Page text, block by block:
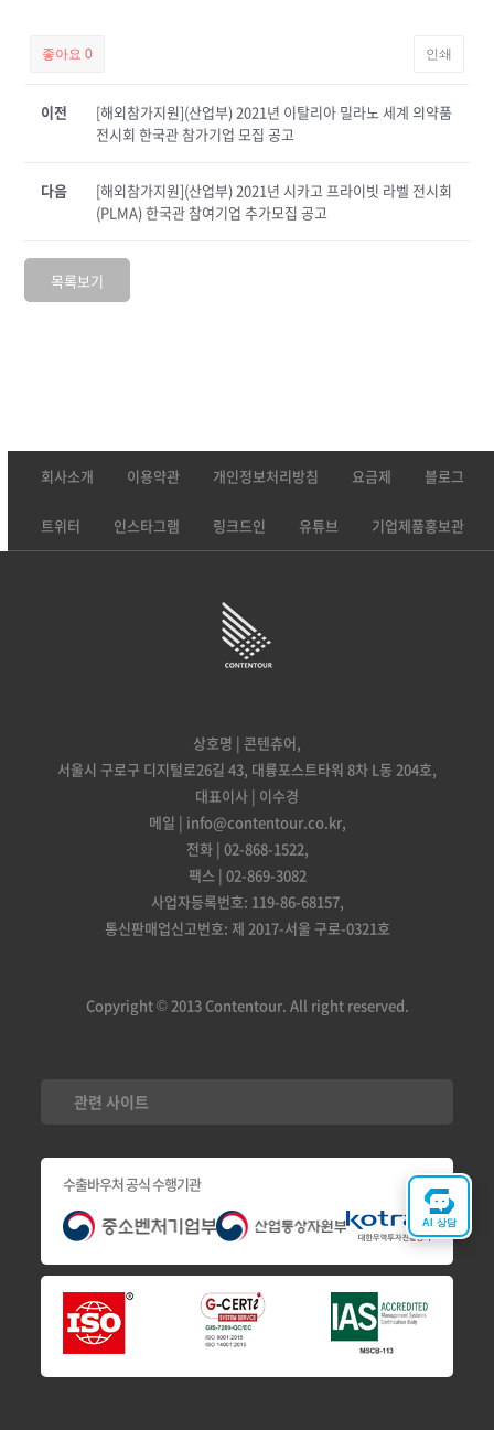
좋아요0 인쇄
이전
[해외참가지원](산업부) 2021년 이탈리아 밀라노 세계 의약품
전시회 한국관 참가기업 모집 공고
[해외참가지원](산업부) 2021년 시카고 프라이빗 라벨 전시회
(PLMA) 한국관 참여기업 추가모집 공고
다음
목록보기
회사소개 이용약관 개인정보처리방침 요금제 블로그
트위터 인스타그램 링크드인 유튜브 기업제품홍보관
상호명 | 콘텐츄어,
서울시 구로구 디지털로26길 43, 대륭포스트타워 8차 L동 204호,
대표이사 | 이수경
메일 | info@contentour.co.kr,
전화 | 02-868-1522,
팩스 | 02-869-3082
사업자등록번호: 119-86-68157,
통신판매업신고번호: 제 2017-서울 구로-0321호
Copyright © 2013 Contentour. All right reserved.
관련 사이트
수출바우처 공식 수행기관
AI 상담